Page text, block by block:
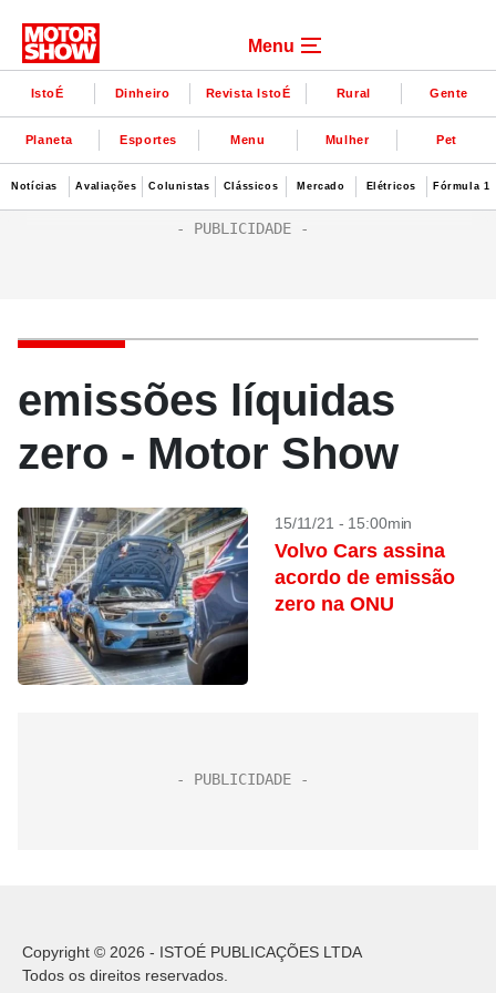
Menu
IstoÉ Dinheiro Revista IstoÉ Rural Gente
Planeta Esportes Menu Mulher Pet
Notícias Avaliações Colunistas Clássicos Mercado Elétricos Fórmula 1
emissões líquidas
zero - Motor Show
15/11/21 - 15:00min
Volvo Cars assina
acordo de emissão
zero na ONU
Copyright © 2026 - ISTOÉ PUBLICAÇÕES LTDA
Todos os direitos reservados.